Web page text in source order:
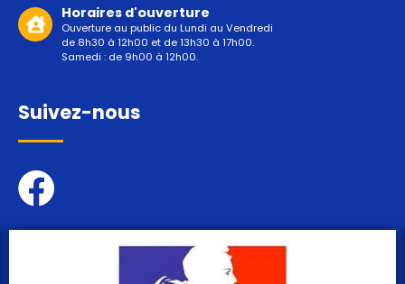
Horaires d'ouverture
Ouverture au public du Lundi au Vendredi
de 8h30 à 12h00 et de 13h30 à 17h00.
Samedi : de 9h00 à 12h00.
Suivez-nous